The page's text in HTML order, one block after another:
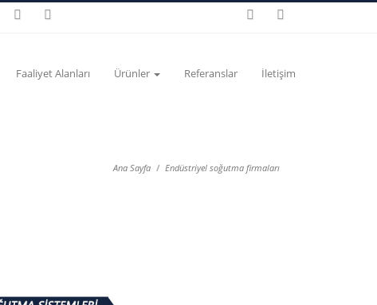
Faaliyet Alanları Ürünler Referanslar İletişim
Ana Sayfa Endüstriyel soğutma firmaları